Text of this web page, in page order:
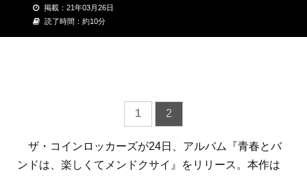
掲載：21年03月26日
読了時間：約10分
1 2
ザ・コインロッカーズが24日、アルバム『青春とバ
ンドは、楽しくてメンドクサイ』をリリース。本作は